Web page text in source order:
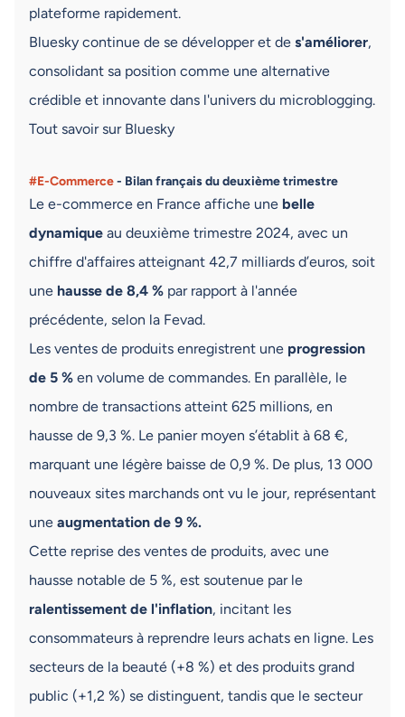
plateforme rapidement.
Bluesky continue de se développer et de s'améliorer,
consolidant sa position comme une alternative
crédible et innovante dans l'univers du microblogging.
Tout savoir sur Bluesky
#E-Commerce- Bilan français du deuxième trimestre
Le e-commerce en France affiche une belle
dynamique au deuxième trimestre 2024, avec un
chiffre d'affaires atteignant 42,7 milliards d’euros, soit
une hausse de 8,4 % par rapport à l'année
précédente, selon la Fevad.
Les ventes de produits enregistrent une progression
de 5 % en volume de commandes. En parallèle, le
nombre de transactions atteint 625 millions, en
hausse de 9,3 %. Le panier moyen s’établit à 68 €,
marquant une légère baisse de 0,9 %. De plus, 13 000
nouveaux sites marchands ont vu le jour, représentant
une augmentation de 9 %.
Cette reprise des ventes de produits, avec une
hausse notable de 5 %, est soutenue par le
ralentissement de l'inflation, incitant les
consommateurs à reprendre leurs achats en ligne. Les
secteurs de la beauté (+8 %) et des produits grand
public (+1,2 %) se distinguent, tandis que le secteur